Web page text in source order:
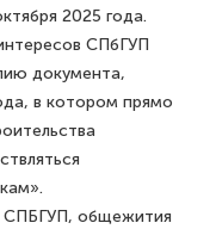
2025 года.
СПбГУП
документа,
в котором прямо
СПБГУП, общежития